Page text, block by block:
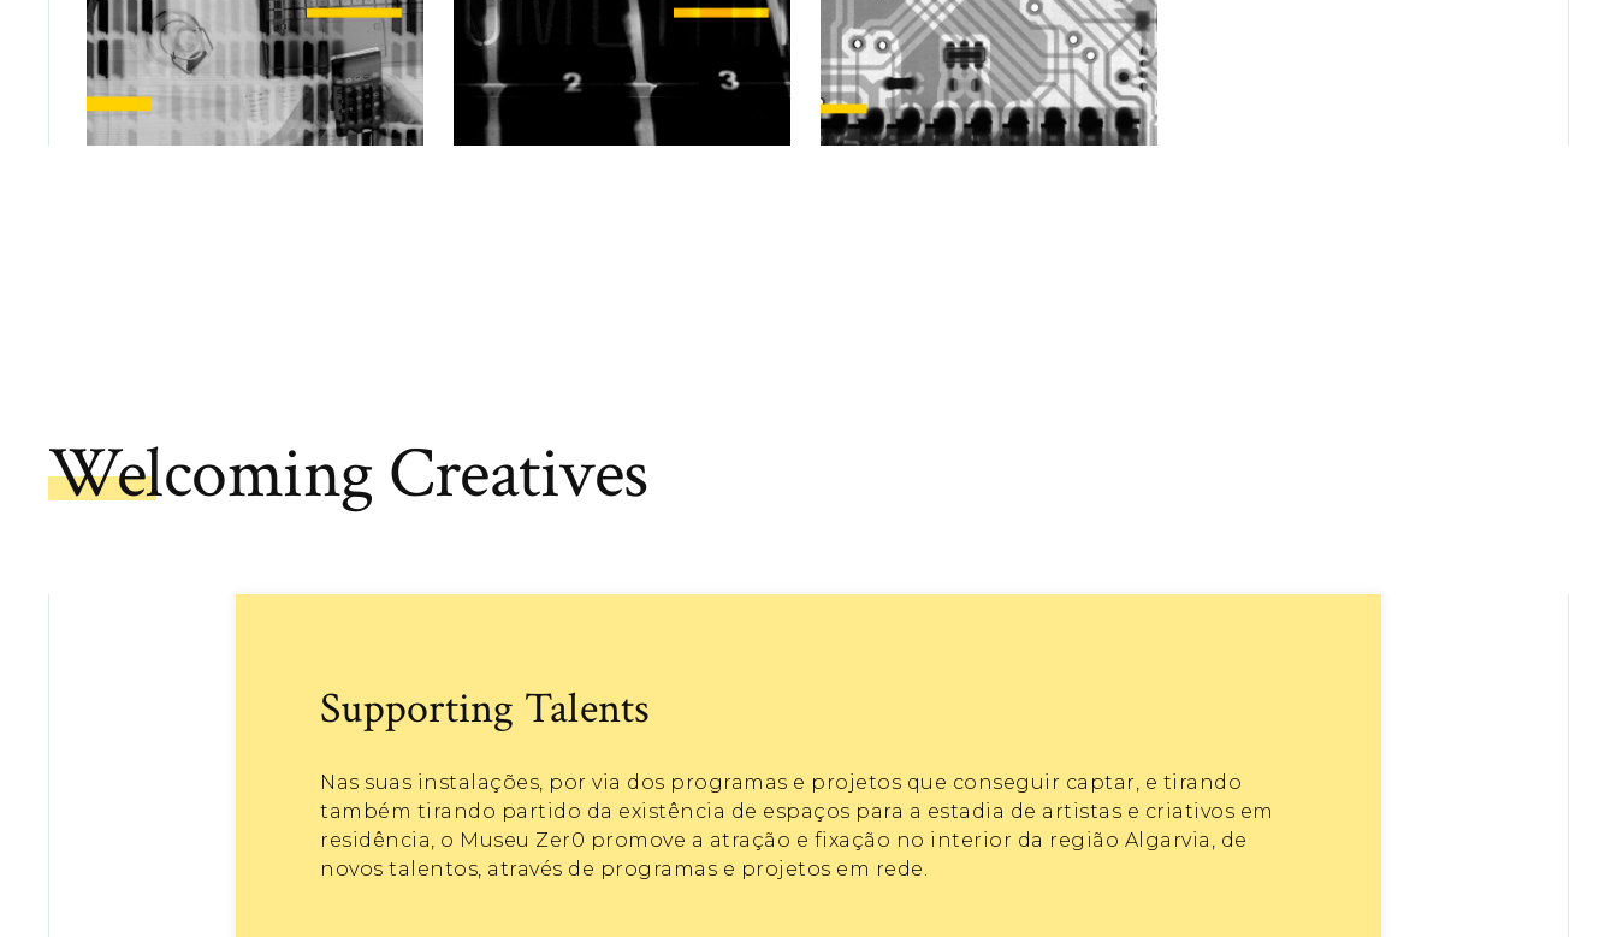
Welcoming Creatives
Supporting Talents
Nas suas instalações, por via dos programas e projetos que conseguir captar, e tirando
também tirando partido da existência de espaços para a estadia de artistas e criativos em
residência, o Museu Zer0 promove a atração e fixação no interior da região Algarvia, de
novos talentos, através de programas e projetos em rede.